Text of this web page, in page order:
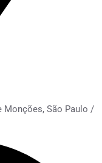
Monções, São Paulo /